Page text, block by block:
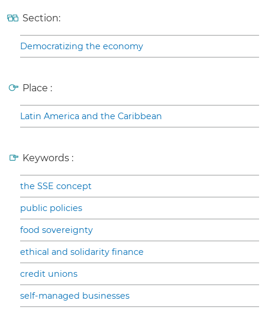
Section:
Democratizing the economy
Place :
Latin America and the Caribbean
Keywords :
the SSE concept
public policies
food sovereignty
ethical and solidarity finance
credit unions
self-managed businesses